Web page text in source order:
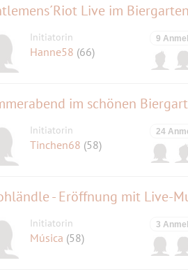
Live im
Initiatorin
Hanne58 (66)
9
im schönen
Initiatorin
Tinchen68 (58)
24
- Eröffnung mit Live-
Initiatorin
Música (58)
3